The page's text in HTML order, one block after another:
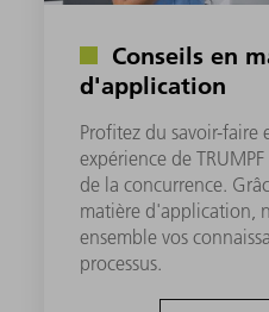
Conseils en
d'application
Profitez du savoir-faire
expérience de
de la concurrence.
matière d'application,
ensemble vos
processus.